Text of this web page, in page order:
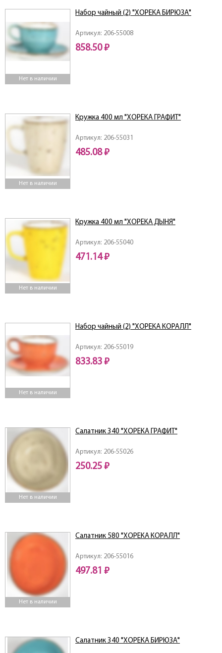
Нет в наличии
Артикул: 206-55008
Набор чайный (2) "ХОРЕКА БИРЮЗА"
858.50 ₽
Нет в наличии
Артикул: 206-55031
Кружка 400 мл "ХОРЕКА ГРАФИТ"
485.08 ₽
Нет в наличии
Артикул: 206-55040
Кружка 400 мл "ХОРЕКА ДЫНЯ"
471.14 ₽
Нет в наличии
Артикул: 206-55019
Набор чайный (2) "ХОРЕКА КОРАЛЛ"
833.83 ₽
Нет в наличии
Артикул: 206-55026
Салатник 340 "ХОРЕКА ГРАФИТ"
250.25 ₽
Нет в наличии
Артикул: 206-55016
Салатник 580 "ХОРЕКА КОРАЛЛ"
497.81 ₽
Салатник 340 "ХОРЕКА БИРЮЗА"